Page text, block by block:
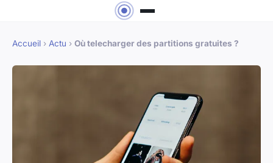
Accueil › Actu › Où telecharger des partitions gratuites ?